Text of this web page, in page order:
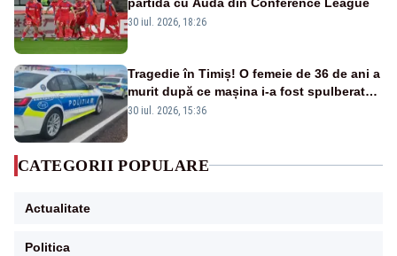
30 iul. 2026, 18:26
Tragedie în Timiș! O femeie de 36 de ani a
murit după ce mașina i-a fost spulberată
de tren
30 iul. 2026, 15:36
CATEGORII POPULARE
Actualitate
Politica